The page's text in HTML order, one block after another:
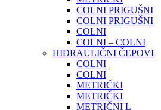
COLNI PRIGUŠNI
COLNI PRIGUŠNI
COLNI
COLNI – COLNI
HIDRAULIČNI ČEPOVI
COLNI
COLNI
METRIČKI
METRIČKI
METRIČNI L